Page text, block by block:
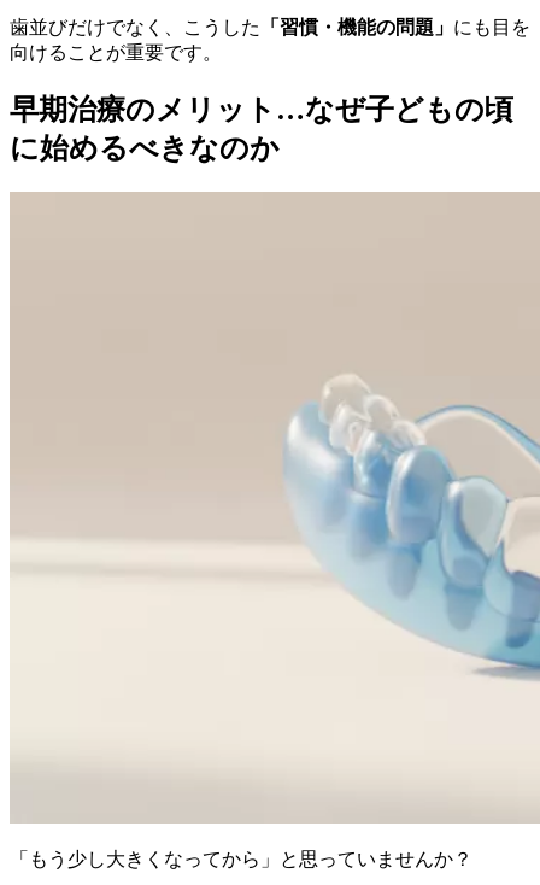
歯並びだけでなく、こうした 「習慣・機能の問題」 にも目を
向けることが重要です。
早期治療のメリット…なぜ子どもの頃
に始めるべきなのか
「もう少し大きくなってから」と思っていませんか？